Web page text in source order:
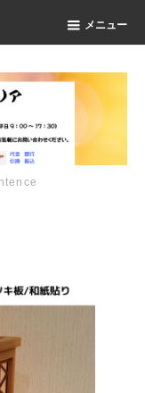
メニュー